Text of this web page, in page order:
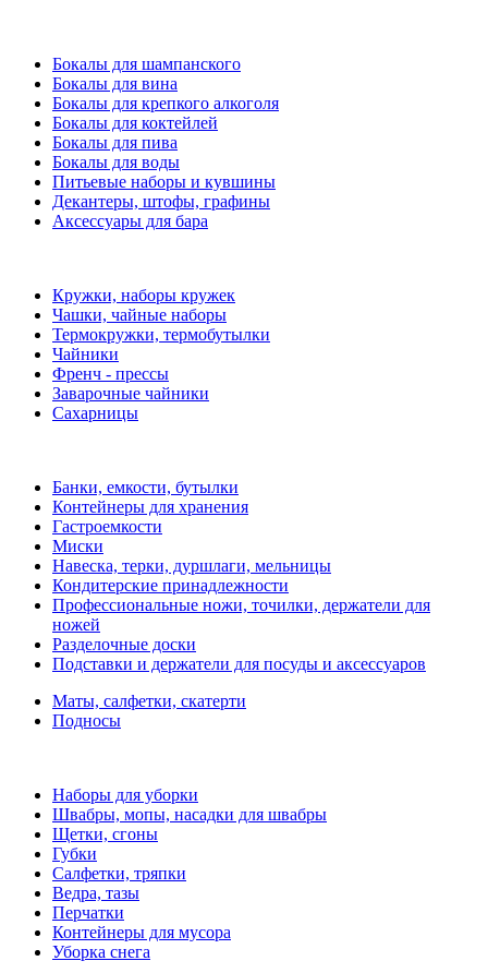
Бокалы для шампанского
Бокалы для вина
Бокалы для крепкого алкоголя
Бокалы для коктейлей
Бокалы для пива
Бокалы для воды
Питьевые наборы и кувшины
Декантеры, штофы, графины
Аксессуары для бара
Кружки, наборы кружек
Чашки, чайные наборы
Термокружки, термобутылки
Чайники
Френч - прессы
Заварочные чайники
Сахарницы
Банки, емкости, бутылки
Контейнеры для хранения
Гастроемкости
Миски
Навеска, терки, дуршлаги, мельницы
Кондитерские принадлежности
Профессиональные ножи, точилки, держатели для
ножей
Разделочные доски
Подставки и держатели для посуды и аксессуаров
Маты, салфетки, скатерти
Подносы
Наборы для уборки
Швабры, мопы, насадки для швабры
Щетки, сгоны
Губки
Салфетки, тряпки
Ведра, тазы
Перчатки
Контейнеры для мусора
Уборка снега